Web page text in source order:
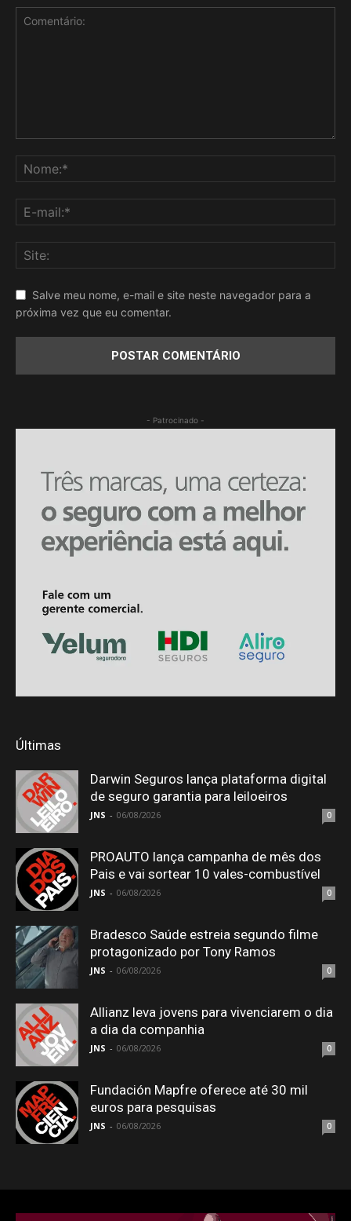
Salve meu nome, e-mail e site neste navegador para a
próxima vez que eu comentar.
- Patrocinado -
Últimas
Darwin Seguros lança plataforma digital
de seguro garantia para leiloeiros
JNS - 06/08/2026 0
PROAUTO lança campanha de mês dos
Pais e vai sortear 10 vales-combustível
JNS - 06/08/2026 0
Bradesco Saúde estreia segundo filme
protagonizado por Tony Ramos
JNS - 06/08/2026 0
Allianz leva jovens para vivenciarem o dia
a dia da companhia
JNS - 06/08/2026 0
Fundación Mapfre oferece até 30 mil
euros para pesquisas
JNS - 06/08/2026 0